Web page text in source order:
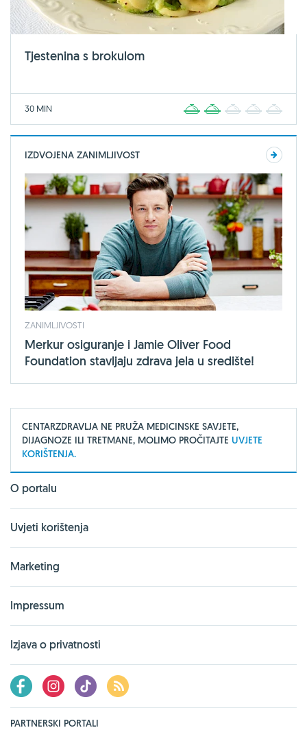
Tjestenina s brokulom
30 MIN 2 3 4
IZDVOJENA ZANIMLJIVOST
ZANIMLJIVOSTI
Merkur osiguranje i Jamie Oliver Food
Foundation stavljaju zdrava jela u središte!
CENTARZDRAVLJA NE PRUŽA MEDICINSKE SAVJETE,
DIJAGNOZE ILI TRETMANE, MOLIMO PROČITAJTE UVJETE
KORIŠTENJA.
O portalu
Uvjeti korištenja
Marketing
Impressum
Izjava o privatnosti
PARTNERSKI PORTALI